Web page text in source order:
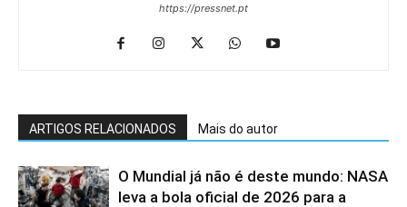
https://pressnet.pt
ARTIGOS RELACIONADOS Mais do autor
O Mundial já não é deste mundo: NASA
leva a bola oficial de 2026 para a